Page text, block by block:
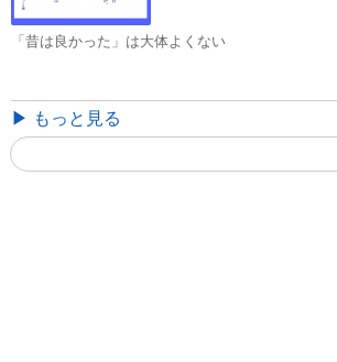
「昔は良かった」は大体よくない
▶ もっと見る